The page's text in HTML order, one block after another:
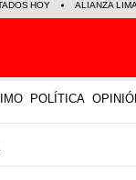
HOY ALIANZA
POLÍTICA